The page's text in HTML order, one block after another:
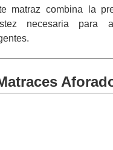
matraz combina la
necesaria para